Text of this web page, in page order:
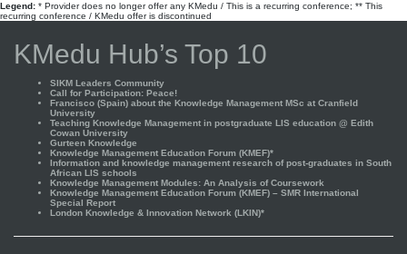
Legend: * Provider does no longer offer any KMedu / This is a recurring conference; ** This
recurring conference / KMedu offer is discontinued
KMedu Hub’s Top 10
SIKM Leaders Community
Call for Participation: Peace!
Francisco (Spain) about the Knowledge Management MSc at Cranfield
University
Teaching Knowledge Management in postgraduate LIS education @ Edith
Cowan University
Gurteen Knowledge
Knowledge Management Education Forum (KMEF)*
Information and knowledge management research of post-graduates in South
African LIS schools
Knowledge Management Modules: An Analysis of Coursework
Knowledge Management Education Forum (KMEF) – SMR International
Special Report
London Knowledge & Innovation Network (LKIN)*